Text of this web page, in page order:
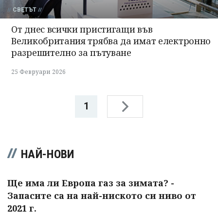
СВЕТЪТ
От днес всички пристигащи във
Великобритания трябва да имат електронно
разрешително за пътуване
25 Февруари 2026
1
НАЙ-НОВИ
Ще има ли Европа газ за зимата? -
Запасите са на най-ниското си ниво от
2021 г.